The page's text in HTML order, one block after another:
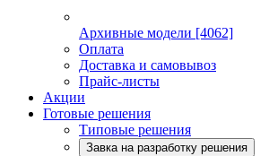
Архивные модели [4062]
Оплата
Доставка и самовывоз
Прайс-листы
Акции
Готовые решения
Типовые решения
Завка на разработку решения